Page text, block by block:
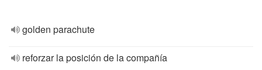
golden parachute
reforzar la posición de la compañía